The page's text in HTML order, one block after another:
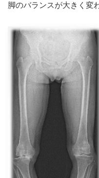
脚のバランスが大きく変